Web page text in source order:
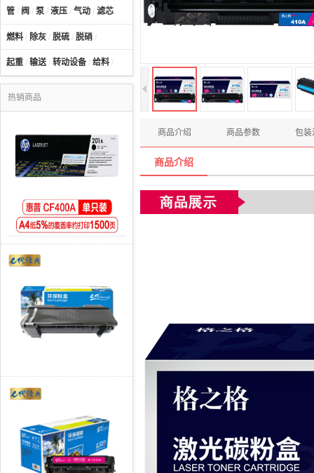
管 / 阀 / 泵 / 液压 / 气动 / 滤芯
燃料 / 除灰 / 脱硫 / 脱硝 /
起重 / 输送/ 转动设备 / 给料 /
热销商品
商品介绍 商品参数 包装
商品介绍